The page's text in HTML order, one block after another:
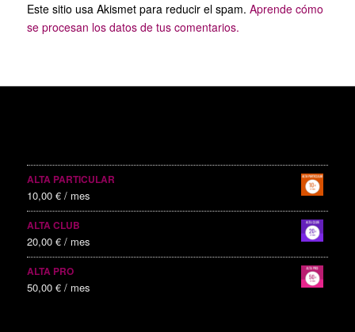
Este sitio usa Akismet para reducir el spam. Aprende cómo
se procesan los datos de tus comentarios.
ALTA PARTICULAR
10,00 € / mes
ALTA CLUB
20,00 € / mes
ALTA PRO
50,00 € / mes